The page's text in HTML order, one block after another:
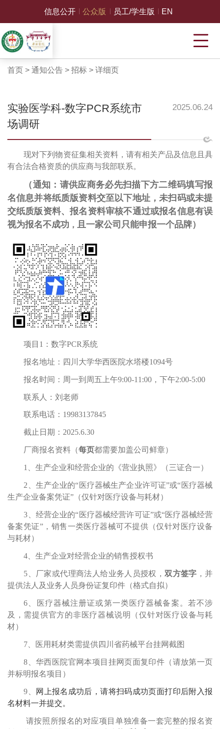
信息公开 公众版 员工/学生版 EN
首页 > 通知公告> 招标> 详细页
实验医学科-数字PCR系统市
场调研
2025.06.24
现对下列物资征集相关资料，请有相关产品及信息且具
有合法合格资质的供应商与我部联系。
（通知：请供应商务必先扫描下方二维码填写报
名信息并将纸质版资料交至以下地址，未扫码或未提
交纸质版资料、报名资料审核不通过或报名信息有误
视为报名不成功 ， 且一家公司只能申报一个品牌）
项目1：数字PCR系统
报名地址：四川大学华西医院水塔楼1094号
报名时间：周一到周五上午9:00-11:00，下午2:00-5:00
联系人：刘老师
联系电话：19983137845
截止日期：2025.6.30
厂商报名资料（每页都需要加盖公司鲜章）
1 、生产企业和经营企业的 《营业执照》（三证合一）
2、生产企业的“医疗器械生产企业许可证”或“医疗器械
生产企业备案凭证”（仅针对医疗设备与耗材）
3、经营企业的“医疗器械经营许可证”或“医疗器械经营
备案凭证”， 销售一类医疗器械可不提供（仅针对医疗设备
与耗材）
4、生产企业对经营企业的销售授权书
5、厂家或代理商法人给业务人员授权，双方签字 ，并
提供法人及业务人员身份证复印件（格式自拟）
6、医疗器械注册证或第一类医疗器械备案。若不涉
及，需提供官方的非医疗器械说明（仅针对医疗设备与耗
材）
7、医用耗材类需提供四川省药械平台挂网截图
8、华西医院官网本项目挂网页面复印件（请放第一页
并标明报名项目）
9、 网上报名成功后，请将扫码成功页面打印后附入报
名材料一并提交。
请按照所报名的对应项目单独准备一套完整的报名资